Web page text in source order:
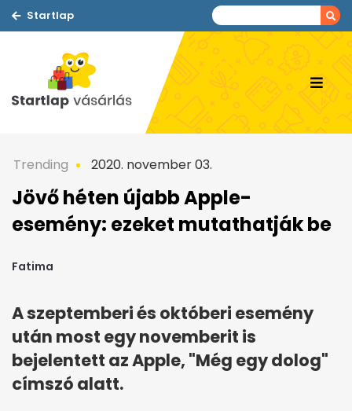
Startlap
Trending 2020. november 03.
Jövő héten újabb Apple-
esemény: ezeket mutathatják be
Fatima
A szeptemberi és októberi esemény
után most egy novemberit is
bejelentett az Apple, "Még egy dolog"
címszó alatt.